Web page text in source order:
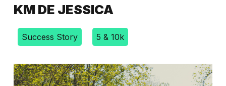
KM DE JESSICA
Success Story 5 & 10k